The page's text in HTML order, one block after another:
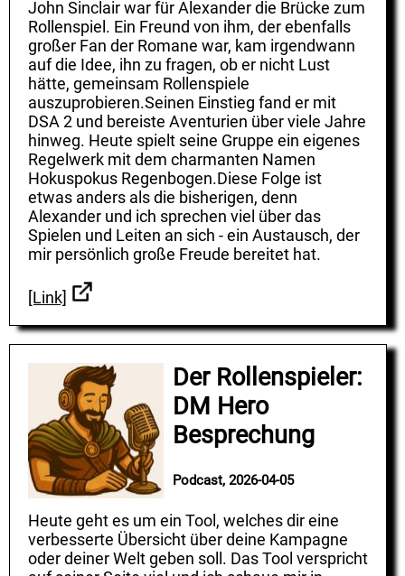
John Sinclair war für Alexander die Brücke zum
Rollenspiel. Ein Freund von ihm, der ebenfalls
großer Fan der Romane war, kam irgendwann
auf die Idee, ihn zu fragen, ob er nicht Lust
hätte, gemeinsam Rollenspiele
auszuprobieren.Seinen Einstieg fand er mit
DSA 2 und bereiste Aventurien über viele Jahre
hinweg. Heute spielt seine Gruppe ein eigenes
Regelwerk mit dem charmanten Namen
Hokuspokus Regenbogen.Diese Folge ist
etwas anders als die bisherigen, denn
Alexander und ich sprechen viel über das
Spielen und Leiten an sich - ein Austausch, der
mir persönlich große Freude bereitet hat.
[Link]
Der Rollenspieler:
DM Hero
Besprechung
Podcast, 2026-04-05
Heute geht es um ein Tool, welches dir eine
verbesserte Übersicht über deine Kampagne
oder deiner Welt geben soll. Das Tool verspricht